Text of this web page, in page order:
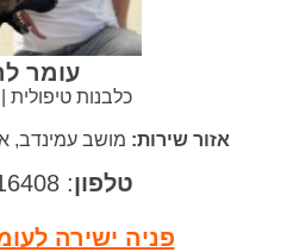
עומר
כלבנות טיפולית
אזור שירות: מושב עמינדב,
טלפון: 055-2116408
פניה ישירה